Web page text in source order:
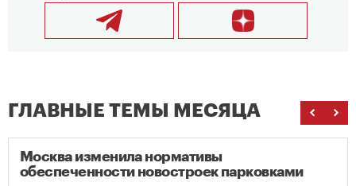
ГЛАВНЫЕ ТЕМЫ МЕСЯЦА
Москва изменила нормативы
обеспеченности новостроек парковками